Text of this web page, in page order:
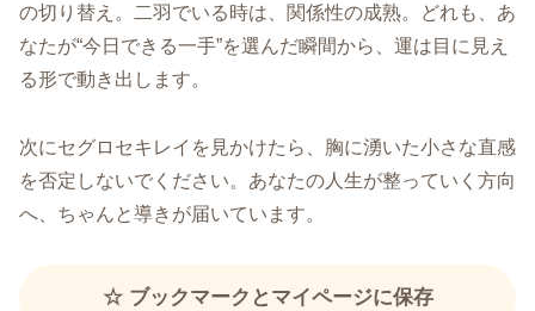
の切り替え。二羽でいる時は、関係性の成熟。どれも、あ
なたが“今日できる一手”を選んだ瞬間から、運は目に見え
る形で動き出します。
次にセグロセキレイを見かけたら、胸に湧いた小さな直感
を否定しないでください。あなたの人生が整っていく方向
へ、ちゃんと導きが届いています。
☆ ブックマークとマイページに保存